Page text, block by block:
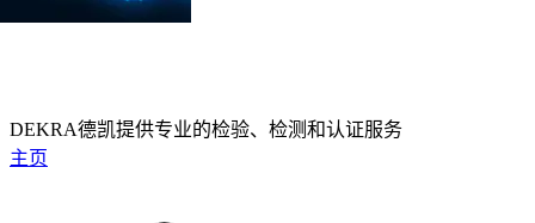
DEKRA德凯提供专业的检验、检测和认证服务
主页